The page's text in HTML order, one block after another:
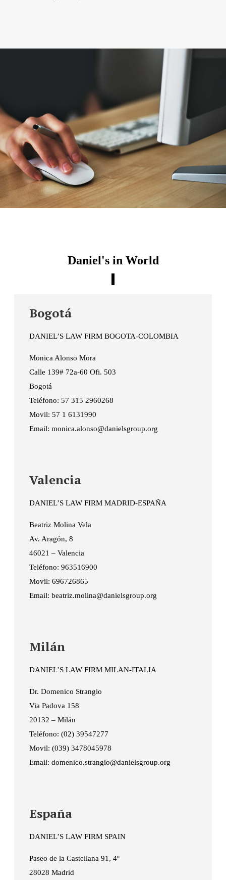
Daniel's in World
Bogotá
DANIEL’S LAW FIRM BOGOTA-COLOMBIA
Monica Alonso Mora
Calle 139# 72a-60 Ofi. 503
Bogotá
Teléfono: 57 315 2960268
Movil: 57 1 6131990
Email: monica.alonso@danielsgroup.org
Valencia
DANIEL’S LAW FIRM MADRID-ESPAÑA
Beatriz Molina Vela
Av. Aragón, 8
46021 – Valencia
Teléfono: 963516900
Movil: 696726865
Email: beatriz.molina@danielsgroup.org
Milán
DANIEL’S LAW FIRM MILAN-ITALIA
Dr. Domenico Strangio
Via Padova 158
20132 – Milán
Teléfono: (02) 39547277
Movil: (039) 3478045978
Email: domenico.strangio@danielsgroup.org
España
DANIEL’S LAW FIRM SPAIN
Paseo de la Castellana 91, 4º
28028 Madrid